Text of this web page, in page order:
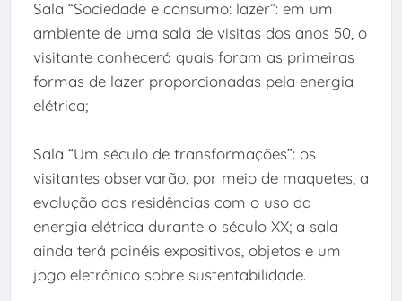
Sala “Sociedade e consumo: lazer”: em um
ambiente de uma sala de visitas dos anos 50, o
visitante conhecerá quais foram as primeiras
formas de lazer proporcionadas pela energia
elétrica;
Sala “Um século de transformações”: os
visitantes observarão, por meio de maquetes, a
evolução das residências com o uso da
energia elétrica durante o século XX; a sala
ainda terá painéis expositivos, objetos e um
jogo eletrônico sobre sustentabilidade.